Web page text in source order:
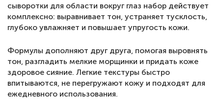
сыворотки для области вокруг глаз набор действует
комплексно: выравнивает тон, устраняет тусклость,
глубоко увлажняет и повышает упругость кожи.
Формулы дополняют друг друга, помогая выровнять
тон, разгладить мелкие морщинки и придать коже
здоровое сияние. Легкие текстуры быстро
впитываются, не перегружают кожу и подходят для
ежедневного использования.